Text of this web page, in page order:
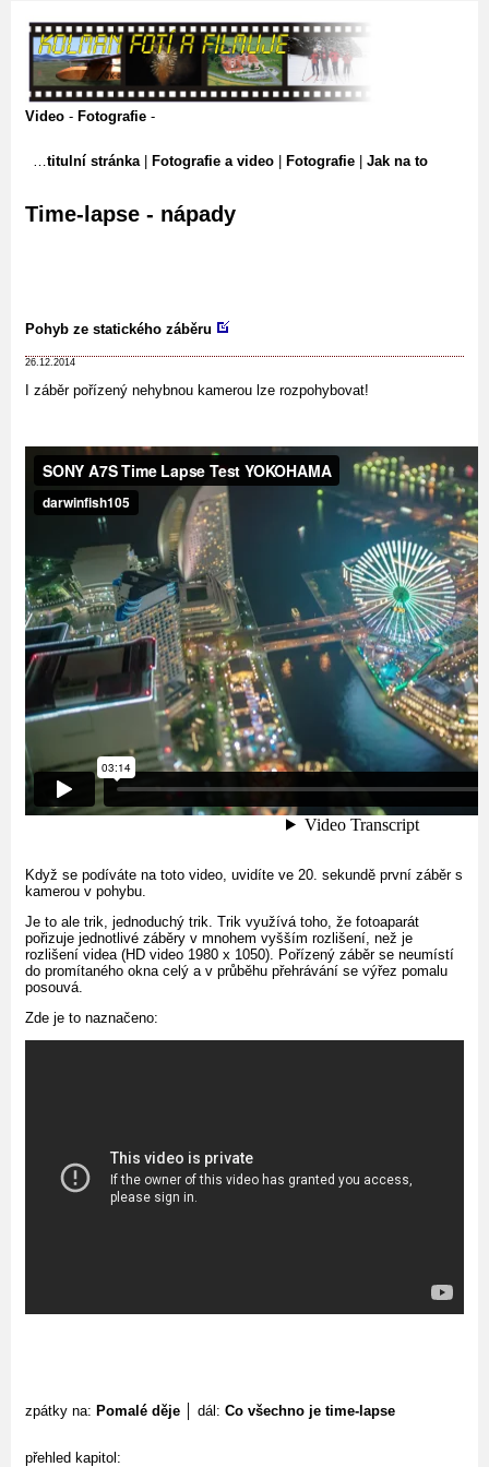
Video - Fotografie -
titulní stránka| Fotografie a video| Fotografie| Jak na to
Time-lapse - nápady
Pohyb ze statického záběru
26.12.2014
I záběr pořízený nehybnou kamerou lze rozpohybovat!
Když se podíváte na toto video, uvidíte ve 20. sekundě první záběr s
kamerou v pohybu.
Je to ale trik, jednoduchý trik. Trik využívá toho, že fotoaparát
pořizuje jednotlivé záběry v mnohem vyšším rozlišení, než je
rozlišení videa (HD video 1980 x 1050). Pořízený záběr se neumístí
do promítaného okna celý a v průběhu přehrávání se výřez pomalu
posouvá.
Zde je to naznačeno:
zpátky na: Pomalé děje │ dál: Co všechno je time-lapse
přehled kapitol: